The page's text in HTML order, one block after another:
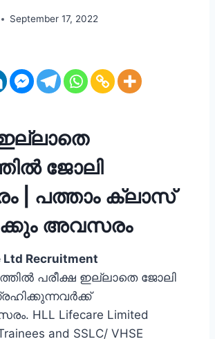
September 17, 2022
ജോലി
| പത്താം ക്ലാസ്
അവസരം
Ltd Recruitment
പരീക്ഷ ഇല്ലാതെ ജോലി
HLL Lifecare Limited
and SSLC/ VHSE